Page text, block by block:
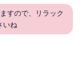
すので、リラック
いね